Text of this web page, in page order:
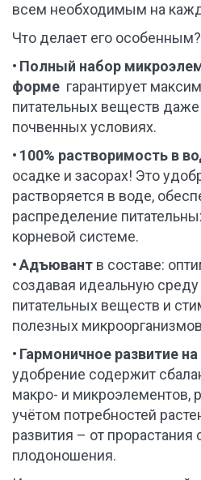
всем необходимым на
Что делает его особенным?
• Полный набор
форме гарантирует
питательных веществ
почвенных условиях.
• 100% растворимость в
осадке и засорах! Это
растворяется в воде,
распределение
корневой системе.
• Адъювант в составе:
создавая идеальную
питательных веществ и
полезных
• Гармоничное развитие
удобрение содержит
макро- и микроэлементов,
учётом потребностей
развития – от
плодоношения.